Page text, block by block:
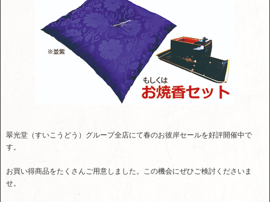
翠光堂（すいこうどう）グループ全店にて春のお彼岸セールを好評開催中で
す。
お買い得商品をたくさんご用意しました。この機会にぜひご検討くださいま
せ。